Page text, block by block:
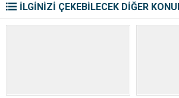
İLGİNİZİ ÇEKEBİLECEK DİĞER